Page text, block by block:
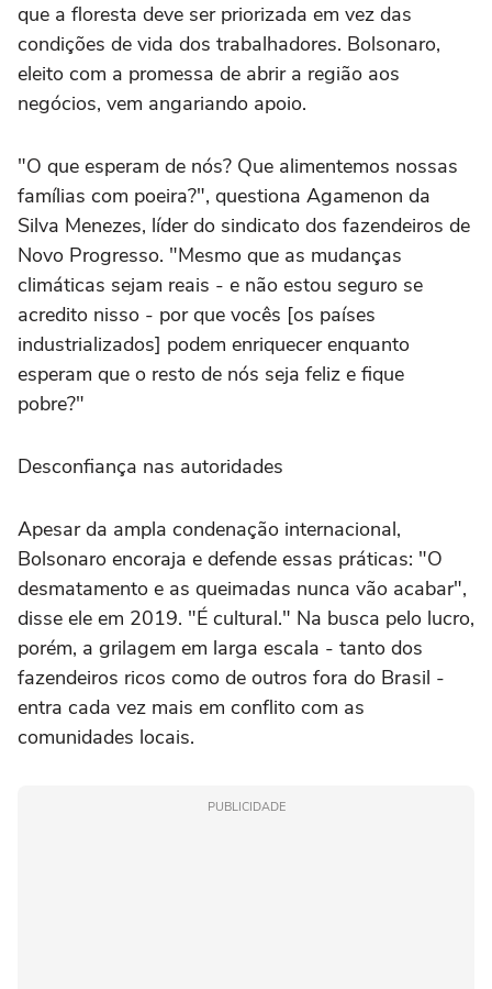
que a floresta deve ser priorizada em vez das
condições de vida dos trabalhadores. Bolsonaro,
eleito com a promessa de abrir a região aos
negócios, vem angariando apoio.
"O que esperam de nós? Que alimentemos nossas
famílias com poeira?", questiona Agamenon da
Silva Menezes, líder do sindicato dos fazendeiros de
Novo Progresso. "Mesmo que as mudanças
climáticas sejam reais - e não estou seguro se
acredito nisso - por que vocês [os países
industrializados] podem enriquecer enquanto
esperam que o resto de nós seja feliz e fique
pobre?"
Desconfiança nas autoridades
Apesar da ampla condenação internacional,
Bolsonaro encoraja e defende essas práticas: "O
desmatamento e as queimadas nunca vão acabar",
disse ele em 2019. "É cultural." Na busca pelo lucro,
porém, a grilagem em larga escala - tanto dos
fazendeiros ricos como de outros fora do Brasil -
entra cada vez mais em conflito com as
comunidades locais.
PUBLICIDADE